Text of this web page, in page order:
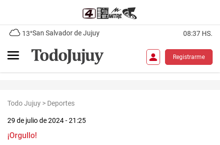
13°San Salvador de Jujuy 08:37 HS.
Registrarme
Todo Jujuy > Deportes
29 de julio de 2024 - 21:25
¡Orgullo!